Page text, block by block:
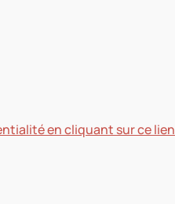
en cliquant sur ce lien